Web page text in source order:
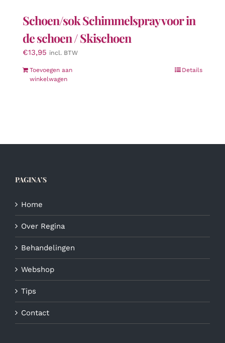
Schoen/sok Schimmelspray voor in
de schoen / Skischoen
€13,95 incl. BTW
Toevoegen aan
winkelwagen
Details
PAGINA’S
Home
Over Regina
Behandelingen
Webshop
Tips
Contact